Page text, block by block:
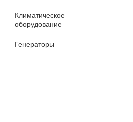
Климатическое
оборудование
Генераторы